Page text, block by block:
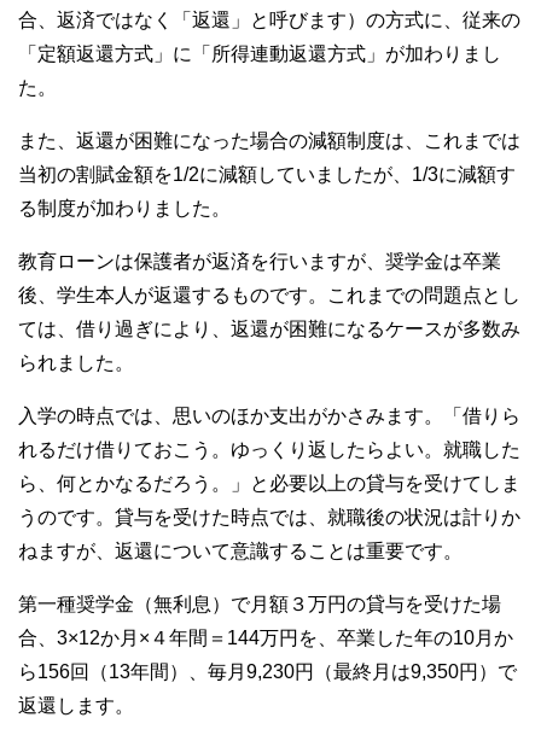
合、返済ではなく「返還」と呼びます）の方式に、従来の
「定額返還方式」に「所得連動返還方式」が加わりまし
た。
また、返還が困難になった場合の減額制度は、これまでは
当初の割賦金額を1/2に減額していましたが、1/3に減額す
る制度が加わりました。
教育ローンは保護者が返済を行いますが、奨学金は卒業
後、学生本人が返還するものです。これまでの問題点とし
ては、借り過ぎにより、返還が困難になるケースが多数み
られました。
入学の時点では、思いのほか支出がかさみます。「借りら
れるだけ借りておこう。ゆっくり返したらよい。就職した
ら、何とかなるだろう。」と必要以上の貸与を受けてしま
うのです。貸与を受けた時点では、就職後の状況は計りか
ねますが、返還について意識することは重要です。
第一種奨学金（無利息）で月額３万円の貸与を受けた場
合、3×12か月×４年間＝144万円を、卒業した年の10月か
ら156回（13年間）、毎月9,230円（最終月は9,350円）で
返還します。